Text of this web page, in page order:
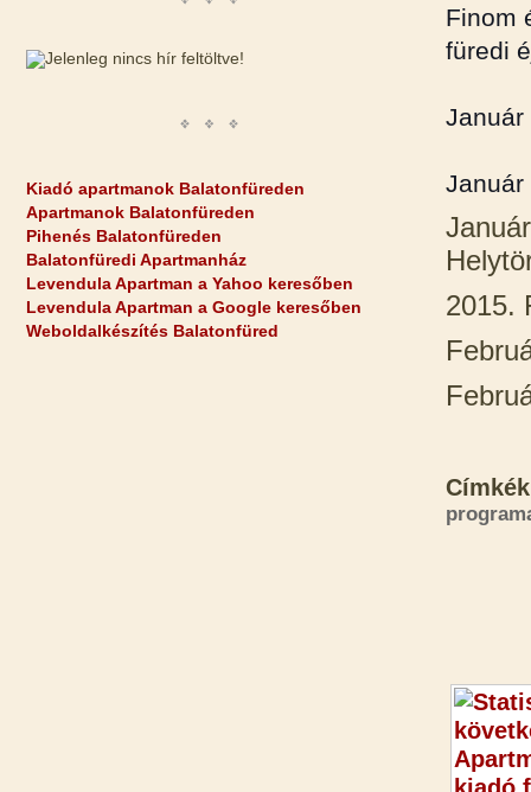
Kiadó apartmanok Balatonfüreden
Apartmanok Balatonfüreden
Pihenés Balatonfüreden
Balatonfüredi Apartmanház
Levendula Apartman a Yahoo keresőben
Levendula Apartman a Google keresőben
Weboldalkészítés Balatonfüred
Finom
füredi
Január
Január
2015.
Címkék